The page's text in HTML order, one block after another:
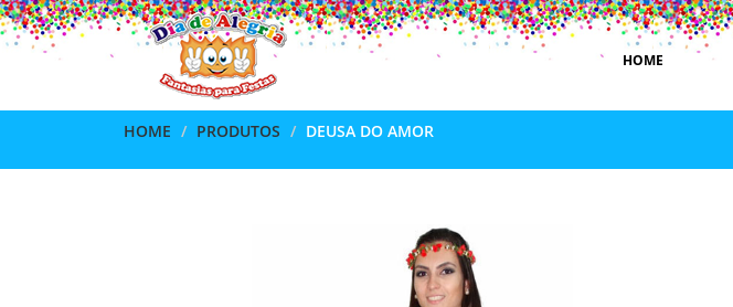
HOME
HOME PRODUTOS DEUSA DO AMOR